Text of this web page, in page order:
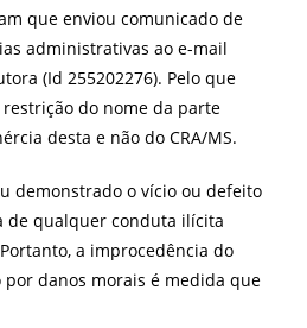
que enviou comunicado de
administrativas ao e-mail
(Id 255202276). Pelo que
restrição do nome da parte
desta e não do CRA/MS.
demonstrado o vício ou defeito
de qualquer conduta ilícita
a improcedência do
danos morais é medida que